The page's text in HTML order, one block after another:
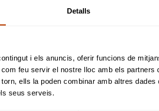
Detalls
i els anuncis, oferir funcions de
feu servir el nostre lloc amb els partners
ells la poden combinar amb altres
seus serveis.